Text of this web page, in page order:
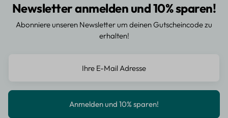
Newsletter anmelden und 10% sparen!
Abonniere unseren Newsletter um deinen Gutscheincode zu
erhalten!